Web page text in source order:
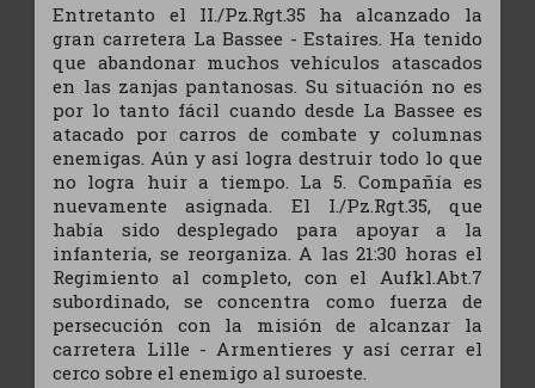
Entretanto el II./Pz.Rgt.35 ha alcanzado la
gran carretera La Bassee - Estaires. Ha tenido
que abandonar muchos vehículos atascados
en las zanjas pantanosas. Su situación no es
por lo tanto fácil cuando desde La Bassee es
atacado por carros de combate y columnas
enemigas. Aún y así logra destruir todo lo que
no logra huir a tiempo. La 5. Compañía es
nuevamente asignada. El I./Pz.Rgt.35, que
había sido desplegado para apoyar a la
infantería, se reorganiza. A las 21:30 horas el
Regimiento al completo, con el Aufkl.Abt.7
subordinado, se concentra como fuerza de
persecución con la misión de alcanzar la
carretera Lille - Armentieres y así cerrar el
cerco sobre el enemigo al suroeste.